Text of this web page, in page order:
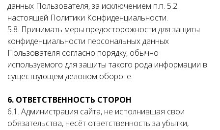
данных Пользователя, за исключением п.п. 5.2.
настоящей Политики Конфиденциальности.
5.8. Принимать меры предосторожности для защиты
конфиденциальности персональных данных
Пользователя согласно порядку, обычно
используемого для защиты такого рода информации в
существующем деловом обороте.
6. ОТВЕТСТВЕННОСТЬ СТОРОН
6.1. Администрация сайта, не исполнившая свои
обязательства, несёт ответственность за убытки,